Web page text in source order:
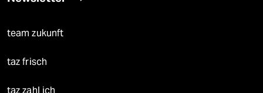
team zukunft
taz frisch
taz zahl ich